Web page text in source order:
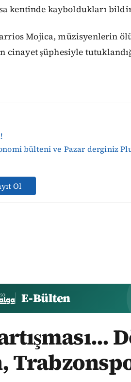
kentinde kayboldukları
Mojica, müzisyenlerin
şüphesiyle
bülteni ve Pazar derginiz
Ol
E-Bülten